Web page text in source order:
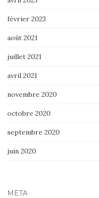
février 2023
août 2021
juillet 2021
avril 2021
novembre 2020
octobre 2020
septembre 2020
juin 2020
MÉTA